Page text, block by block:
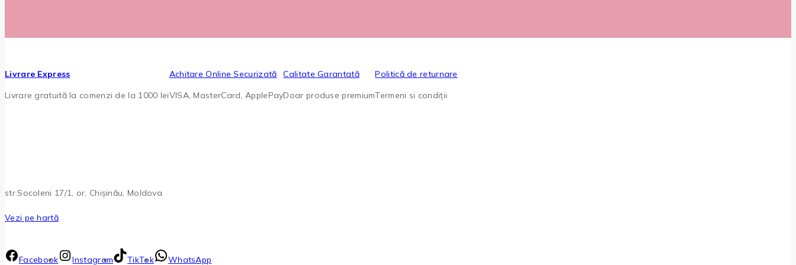
Livrare Express
Livrare gratuită la comenzi de la 1000 lei
Achitare Online Securizată
VISA, MasterCard, ApplePay
Calitate Garantată
Doar produse premium
Politică de returnare
Termeni si condiții
str.Socoleni 17/1, or, Chișinău, Moldova
Vezi pe hartă
Facebook Instagram TikTok WhatsApp